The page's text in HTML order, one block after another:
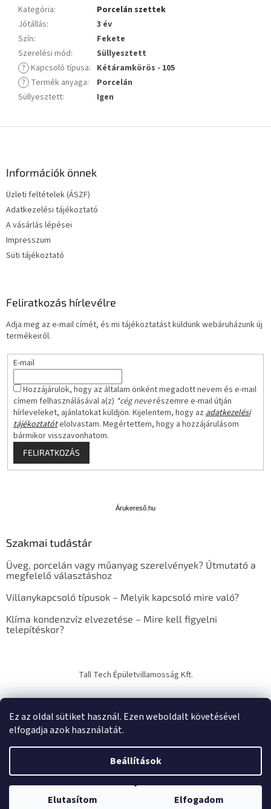
Ez az oldal sütiket használ. Ezen weboldalt követésével
elfogadja azok használatát.
Beállítások
Elutasítom Elfogadom
Kategória:
Porcelán szettek
Jótállás:
3 év
Szín:
Fekete
Szerelési mód:
Süllyesztett
? Kapcsoló típusa: Kétáramkörös - 105
? Termék anyaga:
Porcelán
Süllyesztett: Igen
Információk önnek
Üzleti feltételek (ÁSZF)
Adatkezelési tájékoztató
A vásárlás lépései
Impresszum
Süti tájékoztató
Feliratkozás hírlevélre
Adja meg az e-mail címét, és mi tájékoztatást küldünk webáruházunk új
termékeiről.
E-mail
Hozzájárulok, hogy az általam önként megadott nevem és e-mail
címem felhasználásával a(z) *cég neverészemre e-mail útján
hírleveleket, ajánlatokat küldjön. Kijelentem, hogy az adatkezelési
tájékoztatótelolvastam. Megértettem, hogy a hozzájárulásom
bármikor visszavonhatom.
FELIRATKOZÁS
s
ő
Árukereső.hu
Szakmai tudástár
Üveg, porcelán vagy műanyag szerelvények? Útmutató a
megfelelő választáshoz
Villanykapcsoló típusok – Melyik kapcsoló mire való?
Klíma kondenzvíz elvezetése – Mire kell figyelni
telepítéskor?
Tall Tech Épületvillamosság Kft.
Copyright 2026TechTrade Studio. Minden jog fenntartva.Süti
beállítások szerkesztése